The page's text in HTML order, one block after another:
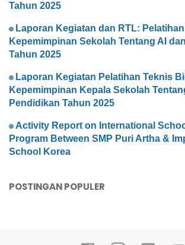
Tahun 2025
Laporan Kegiatan dan RTL:
Kepemimpinan Sekolah Tentang AI
Tahun 2025
Laporan Kegiatan Pelatihan Teknis
Kepemimpinan Kepala Sekolah
Pendidikan Tahun 2025
Activity Report on International
Program Between SMP Puri Artha &
School Korea
POSTINGAN POPULER